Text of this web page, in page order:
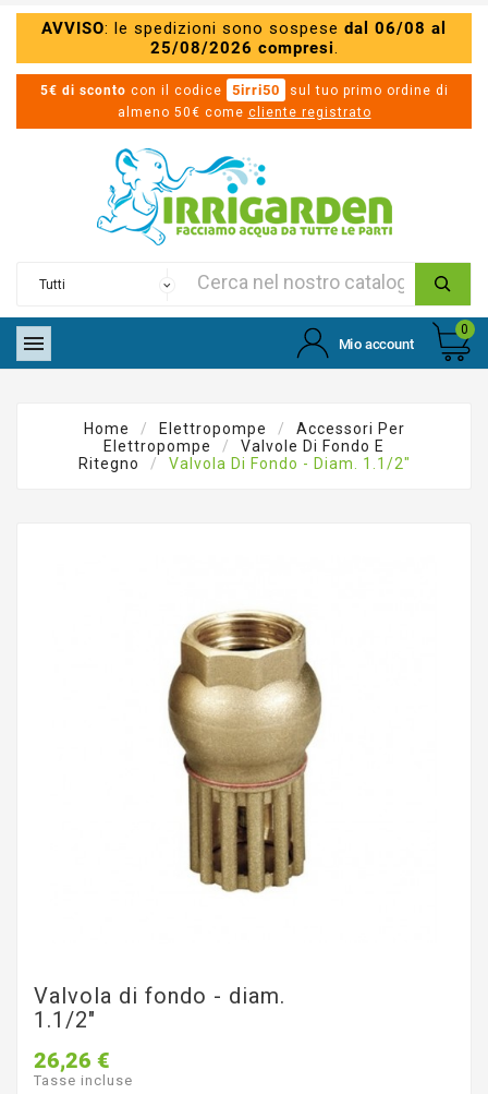
AVVISO: le spedizioni sono sospese dal 06/08 al
25/08/2026 compresi.
5€ di sconto con il codice 5irri50
sul tuo primo ordine di
almeno 50€ come cliente registrato
 Mio account
0
Home Elettropompe
Accessori Per
Elettropompe
Valvole Di Fondo E
Ritegno
Valvola Di Fondo - Diam. 1.1/2"
Valvola di fondo - diam.
1.1/2"
26,26 €
Tasse incluse